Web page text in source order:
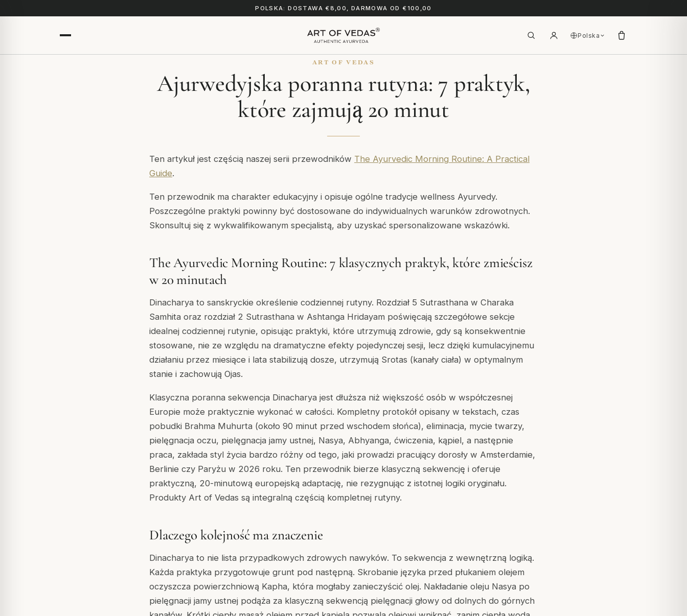
POLSKA: DOSTAWA €8,00, DARMOWA OD €100,00
Polska
ART OF VEDAS
Ajurwedyjska poranna rutyna: 7 praktyk,
które zajmują 20 minut
Ten artykuł jest częścią naszej serii przewodników The Ayurvedic Morning Routine: A Practical
Guide.
Ten przewodnik ma charakter edukacyjny i opisuje ogólne tradycje wellness Ayurvedy.
Poszczególne praktyki powinny być dostosowane do indywidualnych warunków zdrowotnych.
Skonsultuj się z wykwalifikowanym specjalistą, aby uzyskać spersonalizowane wskazówki.
The Ayurvedic Morning Routine: 7 klasycznych praktyk, które zmieścisz
w 20 minutach
Dinacharya to sanskryckie określenie codziennej rutyny. Rozdział 5 Sutrasthana w Charaka
Samhita oraz rozdział 2 Sutrasthana w Ashtanga Hridayam poświęcają szczegółowe sekcje
idealnej codziennej rutynie, opisując praktyki, które utrzymują zdrowie, gdy są konsekwentnie
stosowane, nie ze względu na dramatyczne efekty pojedynczej sesji, lecz dzięki kumulacyjnemu
działaniu przez miesiące i lata stabilizują dosze, utrzymują Srotas (kanały ciała) w optymalnym
stanie i zachowują Ojas.
Klasyczna poranna sekwencja Dinacharya jest dłuższa niż większość osób w współczesnej
Europie może praktycznie wykonać w całości. Kompletny protokół opisany w tekstach, czas
pobudki Brahma Muhurta (około 90 minut przed wschodem słońca), eliminacja, mycie twarzy,
pielęgnacja oczu, pielęgnacja jamy ustnej, Nasya, Abhyanga, ćwiczenia, kąpiel, a następnie
praca, zakłada styl życia bardzo różny od tego, jaki prowadzi pracujący dorosły w Amsterdamie,
Berlinie czy Paryżu w 2026 roku. Ten przewodnik bierze klasyczną sekwencję i oferuje
praktyczną, 20-minutową europejską adaptację, nie rezygnując z istotnej logiki oryginału.
Produkty Art of Vedas są integralną częścią kompletnej rutyny.
Dlaczego kolejność ma znaczenie
Dinacharya to nie lista przypadkowych zdrowych nawyków. To sekwencja z wewnętrzną logiką.
Każda praktyka przygotowuje grunt pod następną. Skrobanie języka przed płukaniem olejem
oczyszcza powierzchniową Kapha, która mogłaby zanieczyścić olej. Nakładanie oleju Nasya po
pielęgnacji jamy ustnej podąża za klasyczną sekwencją pielęgnacji głowy od dolnych do górnych